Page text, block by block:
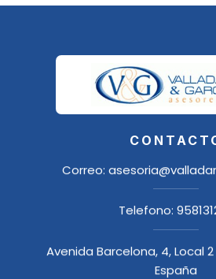
Correo:
Telefono:
Avenida Barcelona, 4, Local
España